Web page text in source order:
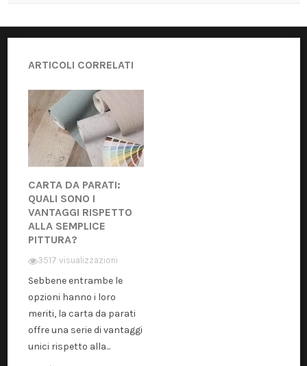
ARTICOLI CORRELATI
CARTA DA PARATI:
QUALI SONO I
VANTAGGI RISPETTO
ALLA SEMPLICE
PITTURA?
3517 visualizzazioni
Sebbene entrambe le
opzioni hanno i loro
meriti, la carta da parati
offre una serie di vantaggi
unici rispetto alla...